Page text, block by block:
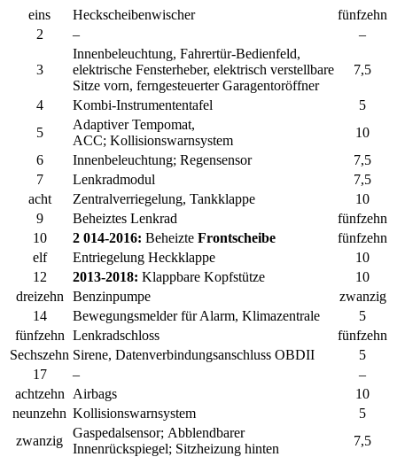
eins
Heckscheibenwischer
fünfzehn
2
– –
3
Innenbeleuchtung, Fahrertür-Bedienfeld,
elektrische Fensterheber, elektrisch verstellbare
Sitze vorn, ferngesteuerter Garagentoröffner
7,5
4 Kombi-Instrumententafel
5
5
Adaptiver Tempomat,
ACC; Kollisionswarnsystem
10
6
Innenbeleuchtung; Regensensor
7,5
7
Lenkradmodul
7,5
acht
Zentralverriegelung, Tankklappe
10
9
Beheiztes Lenkrad
fünfzehn
10
2 014-2016: Beheizte Frontscheibe
fünfzehn
elf
Entriegelung Heckklappe
10
12
2013-2018: Klappbare Kopfstütze
10
dreizehn
Benzinpumpe
zwanzig
14
Bewegungsmelder für Alarm, Klimazentrale
5
fünfzehn Lenkradschloss
fünfzehn
Sechszehn Sirene, Datenverbindungsanschluss OBDII
5
17
–
–
achtzehn
Airbags
10
neunzehn Kollisionswarnsystem
5
zwanzig
Gaspedalsensor; Abblendbarer
Innenrückspiegel; Sitzheizung hinten
7,5